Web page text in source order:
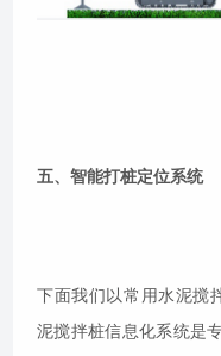
五、智能打桩定位系统
下面我们以常用水泥搅
泥搅拌桩信息化系统是